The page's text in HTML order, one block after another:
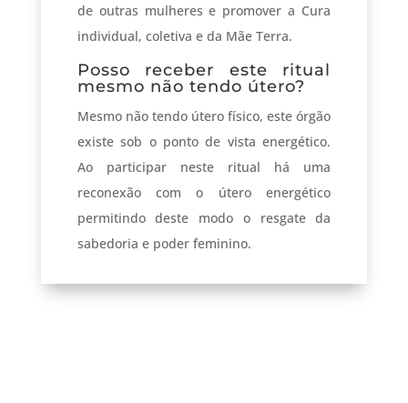
de outras mulheres e promover a Cura
individual, coletiva e da Mãe Terra.
Posso receber este ritual
mesmo não tendo útero?
Mesmo não tendo útero físico, este órgão
existe sob o ponto de vista energético.
Ao participar neste ritual há uma
reconexão com o útero energético
permitindo deste modo o resgate da
sabedoria e poder feminino.